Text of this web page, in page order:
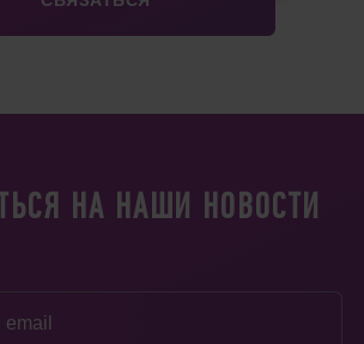
НА НАШИ НОВОСТИ